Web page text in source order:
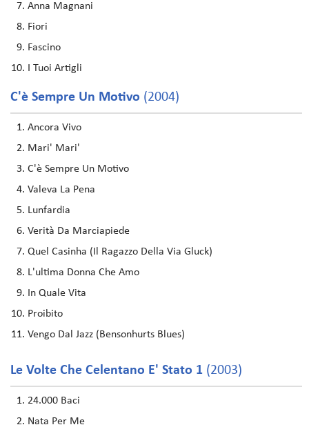
Anna Magnani
Fiori
Fascino
I Tuoi Artigli
C'è Sempre Un Motivo (2004)
Ancora Vivo
Mari' Mari'
C'è Sempre Un Motivo
Valeva La Pena
Lunfardia
Verità Da Marciapiede
Quel Casinha (Il Ragazzo Della Via Gluck)
L'ultima Donna Che Amo
In Quale Vita
Proibito
Vengo Dal Jazz (Bensonhurts Blues)
Le Volte Che Celentano E' Stato 1 (2003)
24.000 Baci
Nata Per Me